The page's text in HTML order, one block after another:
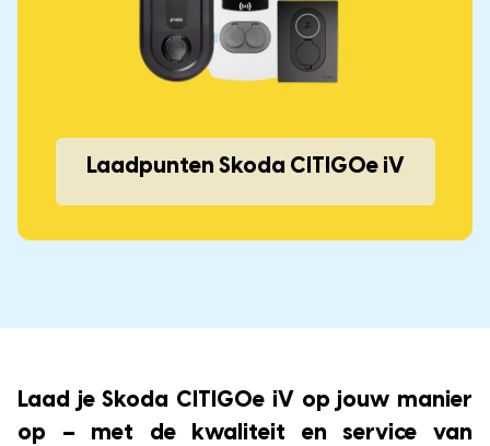
Laadpunten Skoda CITIGOe iV
Laad je Skoda CITIGOe iV op jouw manier
op – met de kwaliteit en service van